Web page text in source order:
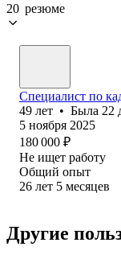
20 резюме
Специалист по
49 лет • Была 22
5 ноября 2025
180 000 ₽
Не ищет работу
Общий опыт
26 лет 5 месяцев
Другие